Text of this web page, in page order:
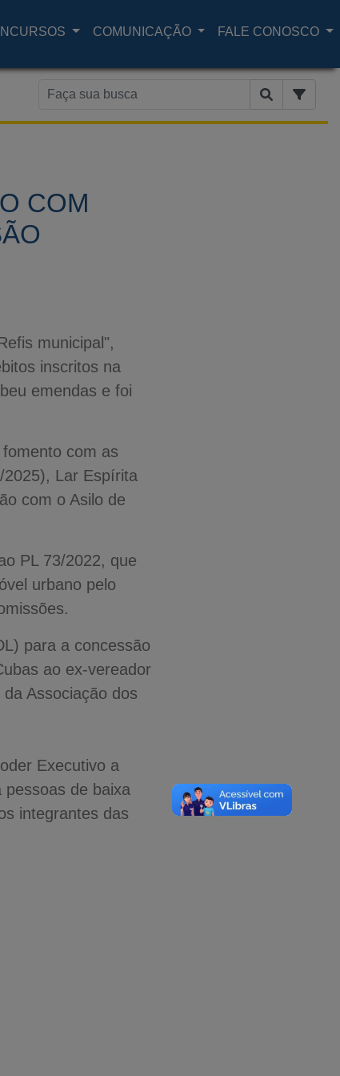
COMUNICAÇÃO FALE CONOSCO
COM
municipal",
inscritos na
emendas e foi
com as
2025), Lar Espírita
com o Asilo de
PL 73/2022, que
urbano pelo
para a concessão
ao ex-vereador
Associação dos
Executivo a
pessoas de baixa
integrantes das